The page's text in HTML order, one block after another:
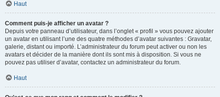
Haut
Comment puis-je afficher un avatar ?
Depuis votre panneau d’utilisateur, dans l’onglet « profil » vous pouvez ajouter
un avatar en utilisant l’une des quatre méthodes d’avatar suivantes : Gravatar,
galerie, distant ou importé. L’administrateur du forum peut activer ou non les
avatars et décider de la manière dont ils sont mis à disposition. Si vous ne
pouvez pas utiliser d’avatar, contactez un administrateur du forum.
Haut